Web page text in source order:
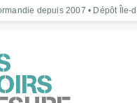
depuis 2007 • Dépôt Île-